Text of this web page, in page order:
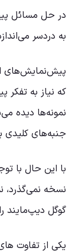
در حل مسائل
به دردسر
پیش‌نمایش‌های
که نیاز به تفکر
نمونه‌ها دیده
جنبه‌های کلیدی
با این حال با
نسخه
گوگل دیپ‌مایند
یکی از تفاوت